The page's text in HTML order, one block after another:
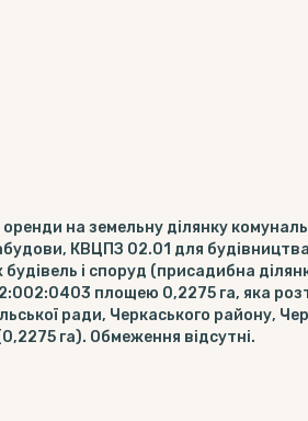
на земельну ділянку
КВЦПЗ 02.01 для
будівель і споруд (присадибна
площею 0,2275 га, яка
ради, Черкаського району,
га). Обмеження відсутні.